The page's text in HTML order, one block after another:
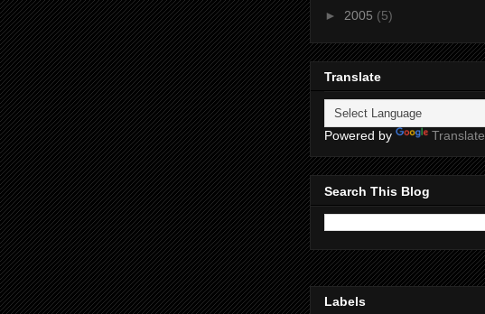
► 2005 (5)
Translate
Powered by Translate
Search This Blog
Labels